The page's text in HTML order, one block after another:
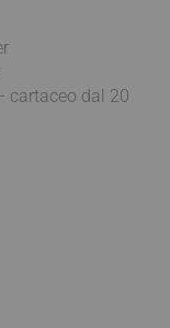
cartaceo dal 20